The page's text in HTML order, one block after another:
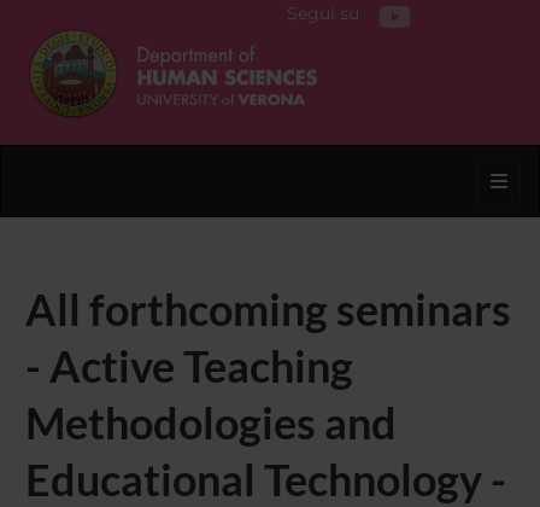
Segui su
All forthcoming seminars
- Active Teaching
Methodologies and
Educational Technology -